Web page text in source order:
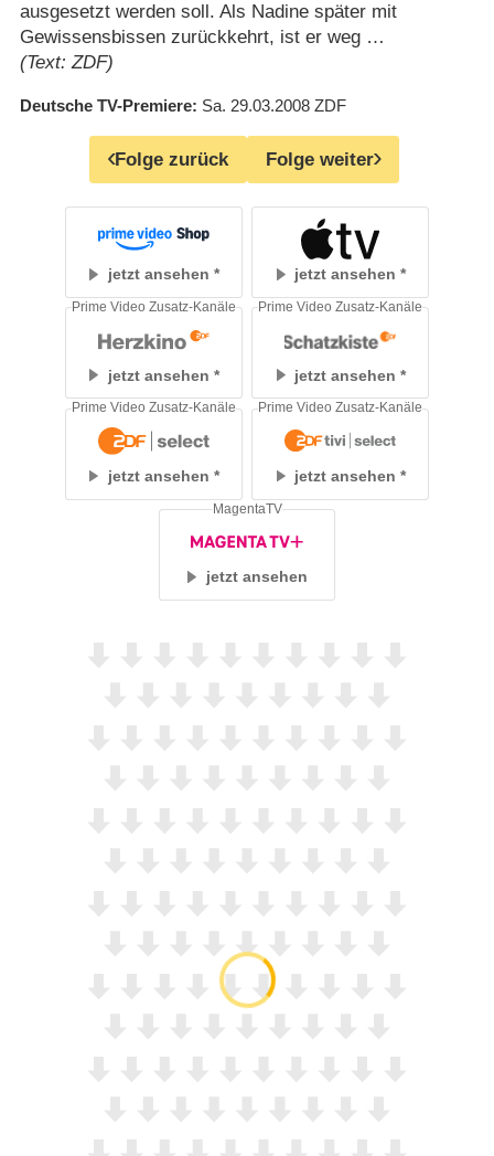
ausgesetzt werden soll. Als Nadine später mit
Gewissensbissen zurückkehrt, ist er weg …
(Text: ZDF)
Deutsche TV-Premiere Sa. 29.03.2008 ZDF
Folge zurück Folge weiter
jetzt ansehen jetzt ansehen
jetzt ansehen
Prime Video Zusatz-Kanäle
jetzt ansehen
Prime Video Zusatz-Kanäle
jetzt ansehen
Prime Video Zusatz-Kanäle
jetzt ansehen
Prime Video Zusatz-Kanäle
jetzt ansehen
MagentaTV